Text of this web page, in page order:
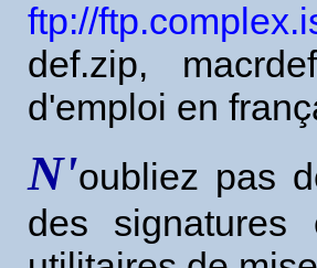
ftp://
def.zip,
d'emploi en
N'oubliez pas
des